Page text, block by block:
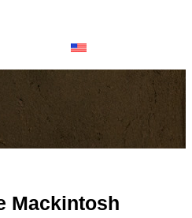
Mackintosh